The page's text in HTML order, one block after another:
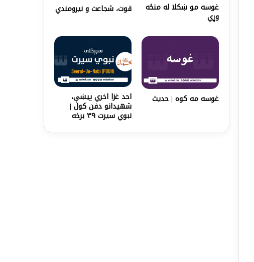
غوسه مو ښکلا له منځه
وړي
قوت، شجاعت و نيرومندي
غوسه مه کوه | حدیث احد غزا اخري پيښې،
شهیدانو دفن کول |
نبوي سیرت ۳۹ برخه